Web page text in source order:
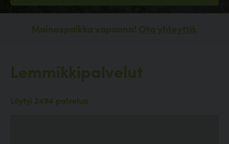
Mainospaikka vapaana! Ota yhteyttä.
Lemmikkipalvelut
Löytyi 2494 palvelua